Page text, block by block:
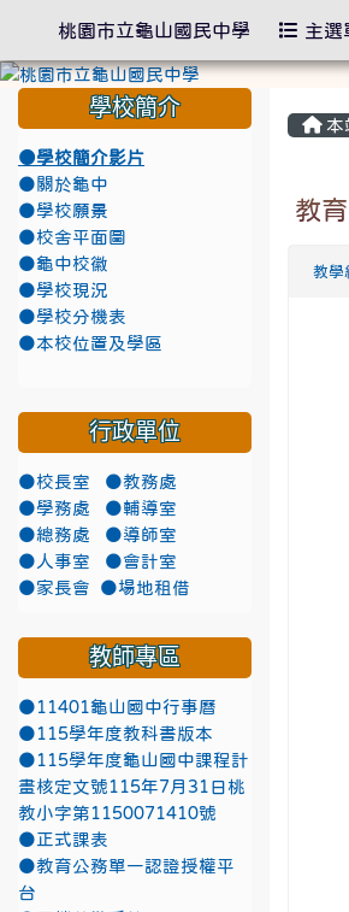
本
教
教學
學校簡介
●學校簡介影片
●關於龜中
●學校願景
●校舍平面圖
●龜中校徽
●學校現況
●學校分機表
●本校位置及學區
行政單位
●校長室
●教務處
●學務處
●輔導室
●總務處
●導師室
●人事室
●會計室
●家長會
●場地租借
教師專區
●11401龜山國中行事曆
●115學年度教科書版本
●115學年度龜山國中課程計
畫核定文號115年7月31日桃
教小字第1150071410號
●正式課表
●教育公務單一認證授權平
台
桃園市立龜山國民中學 主選